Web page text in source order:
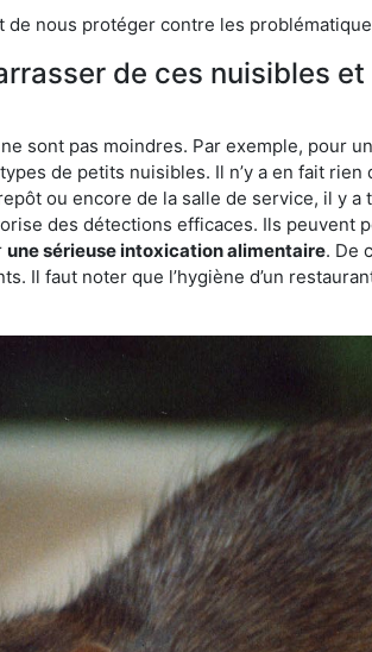
nous protéger contre les
de ces nuisibles
sont pas moindres. Par exemple, pour
de petits nuisibles. Il n’y a en fait
ou encore de la salle de service, il y
des détections efficaces. Ils peuvent
une sérieuse intoxication alimentaire. De
Il faut noter que l’hygiène d’un